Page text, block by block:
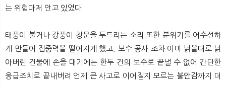
는 위험마저 안고 있었다.
태풍이 불거나 강풍이 창문을 두드리는 소리 또한 분위기를 어수선하
게 만들어 집중력을 떨어지게 했고, 보수 공사 조차 이미 낡을대로 낡
아버린 건물에 손을 대기에는 한두 건의 보수로 끝낼 수 없어 간단한
응급조치로 끝내버려 언제 큰 사고로 이어질지 모르는 불안감까지 더